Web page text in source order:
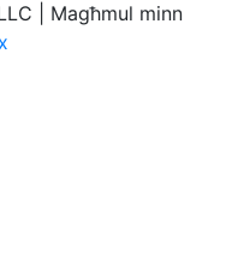
| Magħmul minn